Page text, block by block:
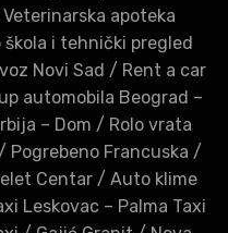
apoteka
i tehnički pregled
Novi Sad / Rent a car
automobila Beograd –
– Dom / Rolo vrata
/ Pogrebeno Francuska /
Centar / Auto klime
Leskovac – Palma Taxi